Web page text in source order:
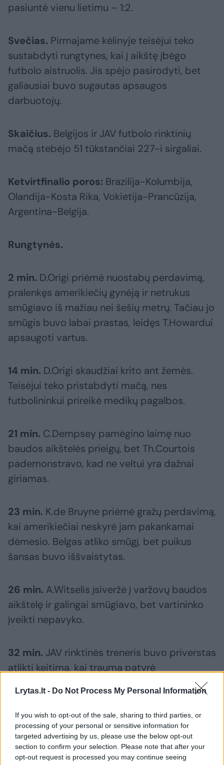
Lrytas.lt - Do Not Process My Personal Information
If you wish to opt-out of the sale, sharing to third parties, or
processing of your personal or sensitive information for
targeted advertising by us, please use the below opt-out
section to confirm your selection. Please note that after your
opt-out request is processed you may continue seeing
pasiuntė vienu lietimu – 1:2.
Svečias. Pirmajame kėlinyje teisėjui teko
sustabdyti rungtynes, kai į aikštę įbėgo
futbolo aistruolis. Jis spėjo pasirodyti, bet
galiausiai buvo sugautas apsaugos
darbuotojų.
Skaičius. Belgijos ir JAV futbolo rinktinių
mačą stebėjo 51 tūkstančiai 227-i sirgaliai.
Ketvirtfinalio poros: Brazilija-Kolumbija,
Olandija-Kosta Rika, Vokietija-Prancūzija,
Argentina-Belgija.
Rungtynės.
2 min. D.Origi priėmė nuostabų perdavimą,
pralenkęs amerikiečių gynėją ir netrukus
smūgiavo iš mažiau nei šešių metrų. Tačiau jo
smūgis buvo labai prastas, leidęs T.Howardui
apsaugoti vartus.
14 min. D.Origi skaudžiai krito ant žemės.
Teisėjui teko pristabdyti mačą, nes
futbolininkui prireikė medikų pagalbos.
21 min. C.Dempsey pamėgino laimę nuo
baudos aikštelės prieigų, bet Th.Courtois
pademonstravo, kad ne veltui yra dažnai
giriamas.
23 min. K.de Bruyne priėmė gražų perdavimą,
kai amerikiečiai neskyrė jam pakankamai
dėmesio. Belgas atliko smūgį, bet puikus
šansas buvo iššvaistytas.
26 min. A.Witselis įsiveržė į varžovų baudos
aikštelę ir galingai smūgiavo, bet vartininko
įveikti nepavyko.
32 min. JAV rinktinės treneris buvo priverstas
atlikti keitimą, kai traumą patyrė
47 min.D.Mertensas galva mušė kamuolį į
JAV rinktinės vartus, vet vartininkas ir vėl
sužaidė užtikrintai.